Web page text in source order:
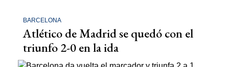
BARCELONA
Atlético de Madrid se quedó con el
triunfo 2-0 en la ida